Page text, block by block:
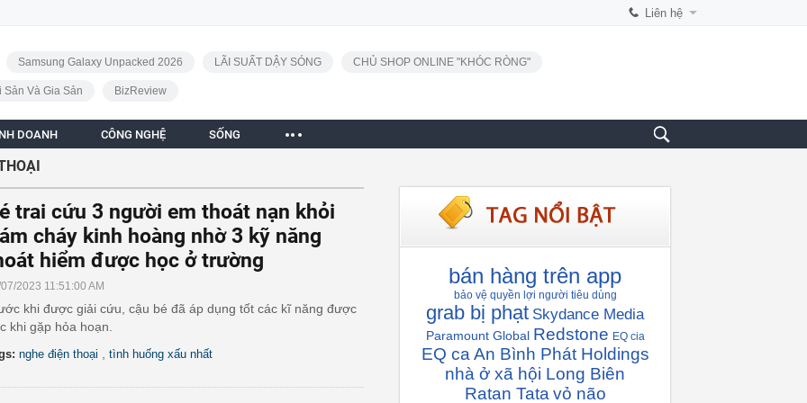
Liên hệ
Samsung Galaxy Unpacked 2026 LÃI SUẤT DẬY SÓNG CHỦ SHOP ONLINE "KHÓC RÒNG"
Sản Và Gia Sản BizReview
DOANH CÔNG NGHỆ SỐNG
trai cứu 3 người em thoát nạn khỏi
cháy kinh hoàng nhờ 3 kỹ năng
hiểm được học ở trường
2023 11:51:00 AM
khi được giải cứu, cậu bé đã áp dụng tốt các kĩ năng được
khi gặp hỏa hoạn.
nghe điện thoại tình huống xấu nhất
bán hàng trên app
bảo vệ quyền lợi người tiêu dùng
grab bị phạt Skydance Media
Paramount Global Redstone EQ cia
EQ ca An Bình Phát Holdings
nhà ở xã hội Long Biên
Ratan Tata vỏ não